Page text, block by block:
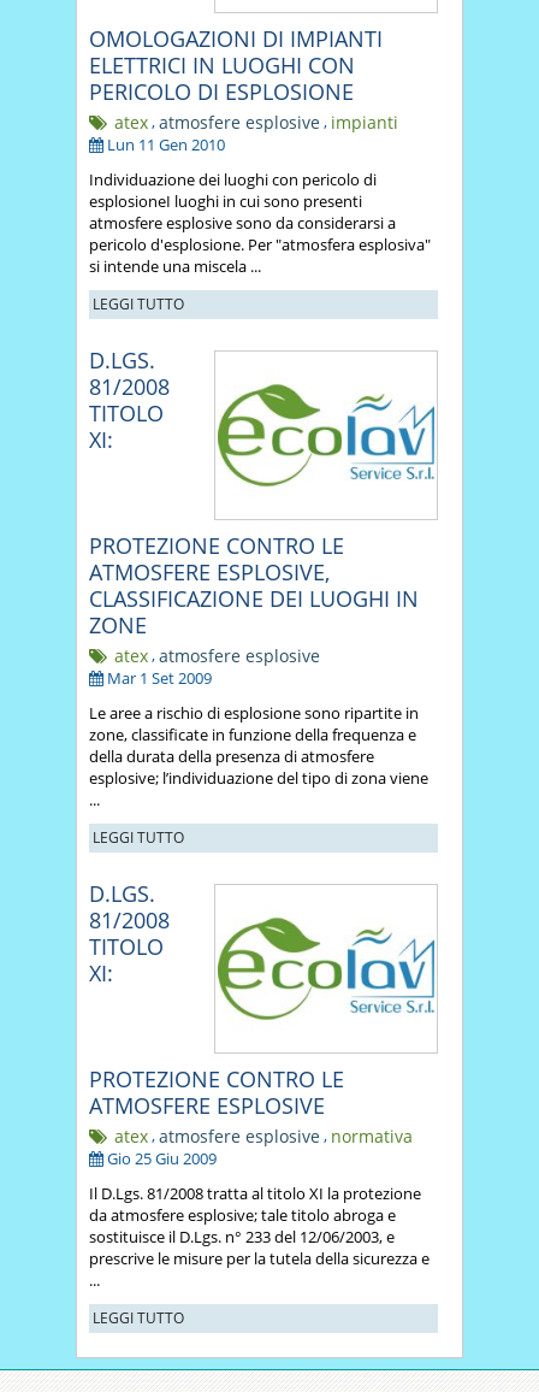
OMOLOGAZIONI DI IMPIANTI
ELETTRICI IN LUOGHI CON
PERICOLO DI ESPLOSIONE
atex,atmosfere esplosive, impianti
Lun 11 Gen 2010
Individuazione dei luoghi con pericolo di
esplosioneI luoghi in cui sono presenti
atmosfere esplosive sono da considerarsi a
pericolo d'esplosione. Per "atmosfera esplosiva"
si intende una miscela ...
LEGGI TUTTO
D.LGS.
81/2008
TITOLO
XI:
PROTEZIONE CONTRO LE
ATMOSFERE ESPLOSIVE,
CLASSIFICAZIONE DEI LUOGHI IN
ZONE
atex,atmosfere esplosive
Mar 1 Set 2009
Le aree a rischio di esplosione sono ripartite in
zone, classificate in funzione della frequenza e
della durata della presenza di atmosfere
esplosive; l’individuazione del tipo di zona viene
...
LEGGI TUTTO
D.LGS.
81/2008
TITOLO
XI:
PROTEZIONE CONTRO LE
ATMOSFERE ESPLOSIVE
atex,atmosfere esplosive, normativa
Gio 25 Giu 2009
Il D.Lgs. 81/2008 tratta al titolo XI la protezione
da atmosfere esplosive; tale titolo abroga e
sostituisce il D.Lgs. n° 233 del 12/06/2003, e
prescrive le misure per la tutela della sicurezza e
...
LEGGI TUTTO